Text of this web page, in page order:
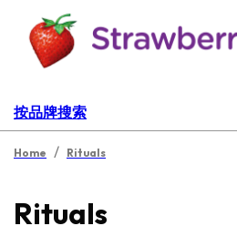
按品牌搜索
Home / Rituals
Rituals